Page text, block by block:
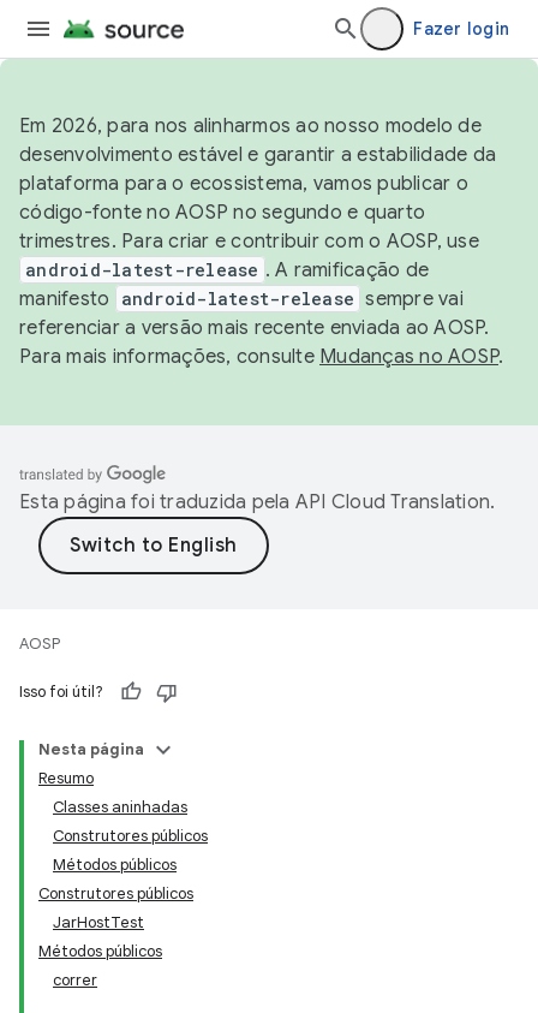
Fazer login
Em 2026, para nos alinharmos ao nosso modelo de
desenvolvimento estável e garantir a estabilidade da
plataforma para o ecossistema, vamos publicar o
código-fonte no AOSP no segundo e quarto
trimestres. Para criar e contribuir com o AOSP, use
android-latest-release . A ramificação de
manifesto
android-latest-release sempre vai
referenciar a versão mais recente enviada ao AOSP.
Para mais informações, consulte Mudanças no AOSP.
Esta página foi traduzida pela API Cloud Translation.
AOSP
Isso foi útil?
Nesta página
Resumo
Classes aninhadas
Construtores públicos
Métodos públicos
Construtores públicos
JarHostTest
Métodos públicos
correr